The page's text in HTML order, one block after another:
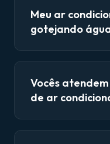
Meu ar
gotejando
Vocês
de ar